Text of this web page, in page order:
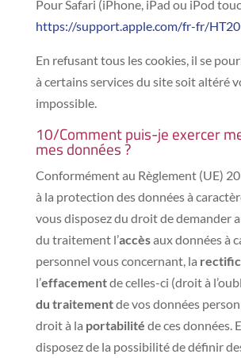
Pour Safari (iPhone, iPad ou iPod
https://support.apple.com/fr-fr/
En refusant tous les cookies, il se
à certains services du site soit altéré
impossible.
10/Comment puis-je exercer
mes données ?
Conformément au Règlement (UE)
à la protection des données à
vous disposez du droit de demander
du traitement l’accèsaux données à
personnel vous concernant, la
l’effacementde celles-ci (droit à
du traitementde vos données
droit à la portabilité de ces données.
disposez de la possibilité de définir